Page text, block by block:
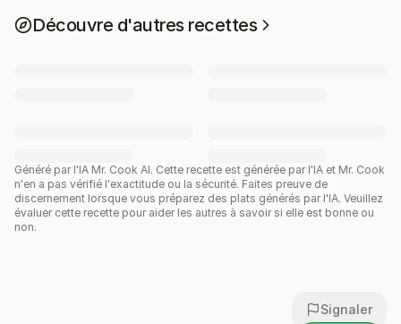
Découvre d'autres recettes
Généré par l'IA Mr. Cook AI. Cette recette est générée par l'IA et Mr. Cook
n'en a pas vérifié l'exactitude ou la sécurité. Faites preuve de
discernement lorsque vous préparez des plats générés par l'IA. Veuillez
évaluer cette recette pour aider les autres à savoir si elle est bonne ou
non.
Signaler